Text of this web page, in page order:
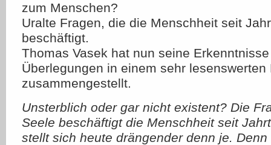
zum Menschen?
Uralte Fragen, die die Menschheit seit
beschäftigt.
Thomas Vasek hat nun seine
Überlegungen in einem sehr lesenswerten
zusammengestellt.
Unsterblich oder gar nicht existent? Die
Seele beschäftigt die Menschheit seit
stellt sich heute drängender denn je.